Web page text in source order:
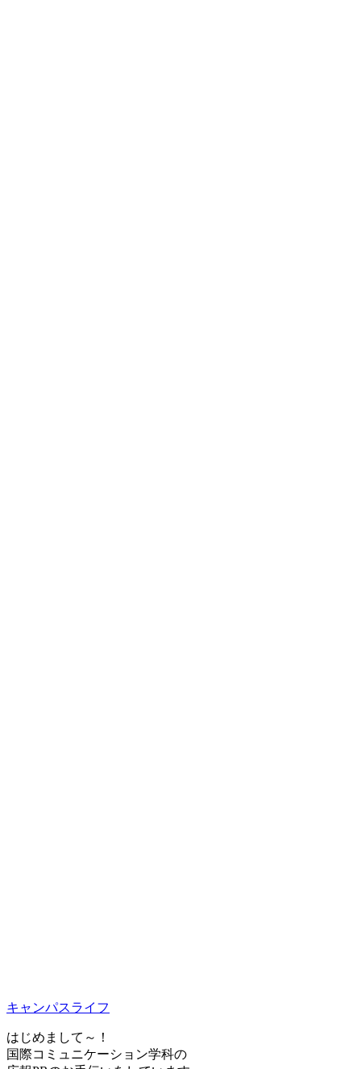
キャンパスライフ
はじめまして～！
国際コミュニケーション学科の